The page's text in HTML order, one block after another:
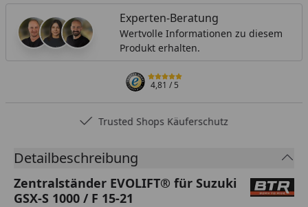
Experten-Beratung
Wertvolle Informationen zu diesem
Produkt erhalten.
4,81/ 5
Trusted Shops Käuferschutz
Detailbeschreibung
Zentralständer EVOLIFT® für Suzuki
GSX-S 1000 / F 15-21